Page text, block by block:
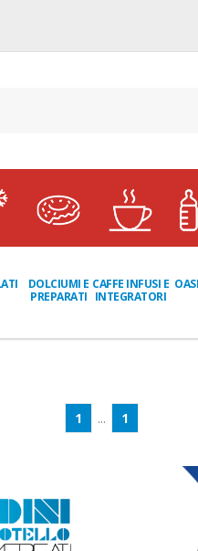
DOLCIUMI E
PREPARATI
CAFFE INFUSI E
INTEGRATORI
1 ... 1